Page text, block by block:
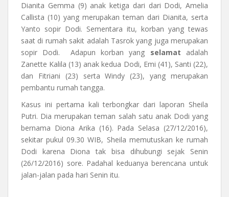
Dianita Gemma (9) anak ketiga dari dari Dodi, Amelia
Callista (10) yang merupakan teman dari Dianita, serta
Yanto sopir Dodi. Sementara itu, korban yang tewas
saat di rumah sakit adalah Tasrok yang juga merupakan
sopir Dodi. Adapun korban yang selamat adalah
Zanette Kalila (13) anak kedua Dodi, Emi (41), Santi (22),
dan Fitriani (23) serta Windy (23), yang merupakan
pembantu rumah tangga.
Kasus ini pertama kali terbongkar dari laporan Sheila
Putri. Dia merupakan teman salah satu anak Dodi yang
bernama Diona Arika (16). Pada Selasa (27/12/2016),
sekitar pukul 09.30 WIB, Sheila memutuskan ke rumah
Dodi karena Diona tak bisa dihubungi sejak Senin
(26/12/2016) sore. Padahal keduanya berencana untuk
jalan-jalan pada hari Senin itu.